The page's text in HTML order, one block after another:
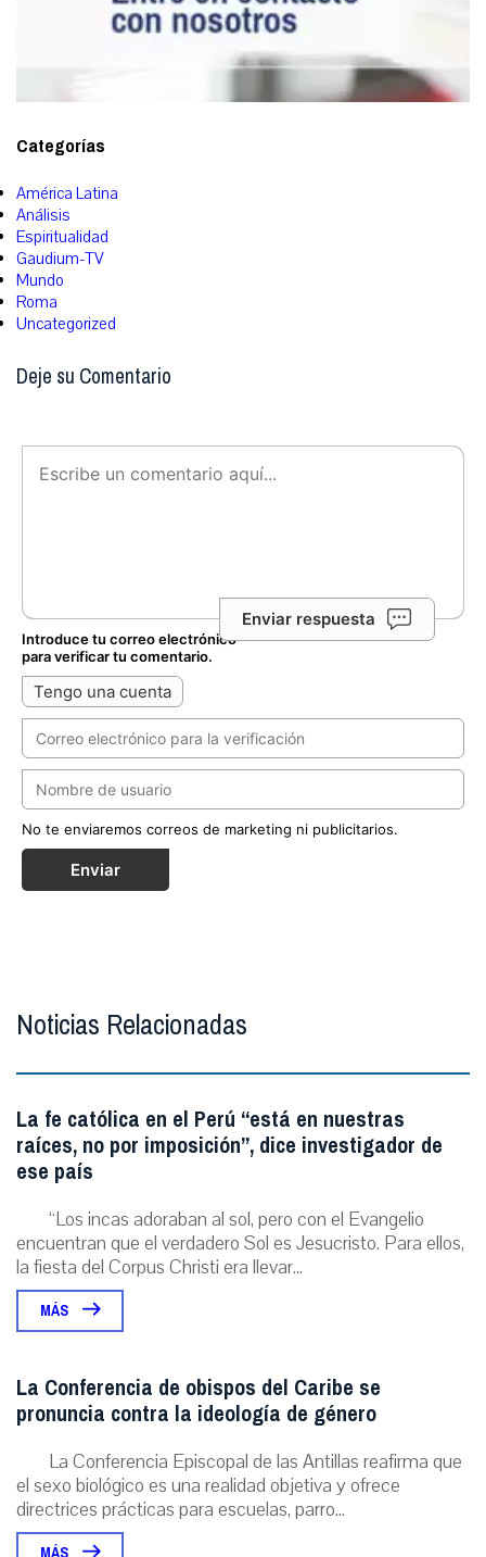
Categorías
América Latina
Análisis
Espiritualidad
Gaudium-TV
Mundo
Roma
Uncategorized
Deje su Comentario
Enviar respuesta
Introduce tu correo electrónico
para verificar tu comentario.
Tengo una cuenta
No te enviaremos correos de marketing ni publicitarios.
Enviar
Noticias Relacionadas
La fe católica en el Perú “está en nuestras
raíces, no por imposición”, dice investigador de
ese país
“Los incas adoraban al sol, pero con el Evangelio
encuentran que el verdadero Sol es Jesucristo. Para ellos,
la fiesta del Corpus Christi era llevar...
MÁS
La Conferencia de obispos del Caribe se
pronuncia contra la ideología de género
La Conferencia Episcopal de las Antillas reafirma que
el sexo biológico es una realidad objetiva y ofrece
directrices prácticas para escuelas, parro...